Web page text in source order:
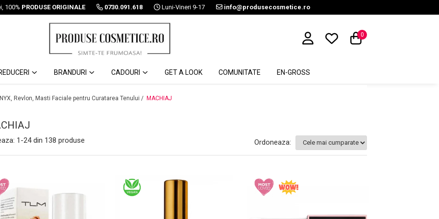
100% PRODUSE ORIGINALE 0730.091.618 Luni-Vineri 9-17 info@produsecosmetice.ro
0
BRANDURI CADOURI GET A LOOK COMUNITATE EN-GROSS
Revlon, Masti Faciale pentru Curatarea Tenului / MACHIAJ
1-24din 138 produse Ordoneaza: